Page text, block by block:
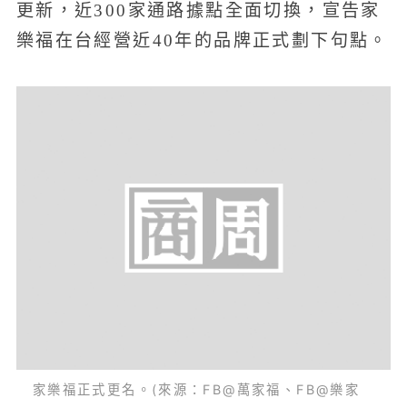
更新，近300家通路據點全面切換，宣告家
樂福在台經營近40年的品牌正式劃下句點。
家樂福正式更名。(來源：FB@萬家福、FB@樂家